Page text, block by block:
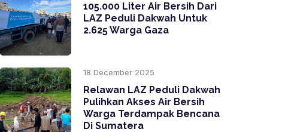
105.000 Liter Air Bersih Dari
LAZ Peduli Dakwah Untuk
2.625 Warga Gaza
18 December 2025
Relawan LAZ Peduli Dakwah
Pulihkan Akses Air Bersih
Warga Terdampak Bencana
Di Sumatera